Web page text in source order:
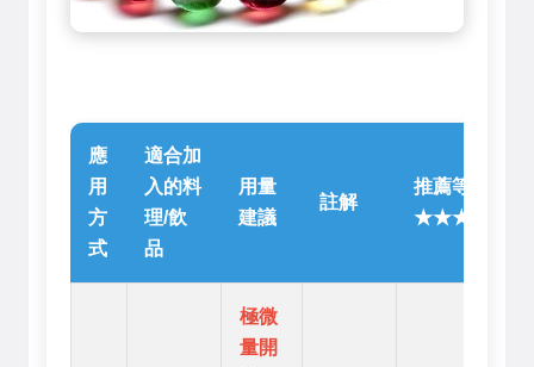
應
用
方
式
適合加
入的料
理/飲
品
用量
建議
註解
推薦等級
★★★★☆
極微
量開